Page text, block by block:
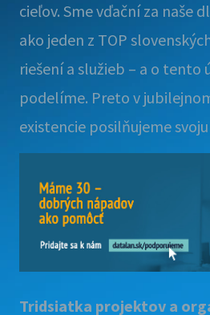
cieľov. Sme vďační za naše
ako jeden z TOP
riešení a služieb – a o tento
podelíme. Preto v
existencie posilňujeme
Tridsiatka projektov a